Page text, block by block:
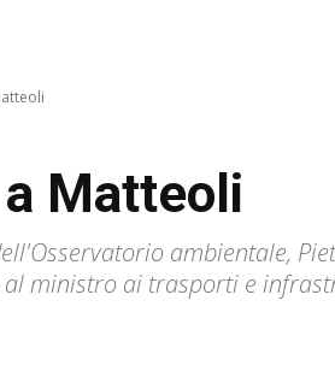
Matteoli
ambientale,
ministro ai trasporti e